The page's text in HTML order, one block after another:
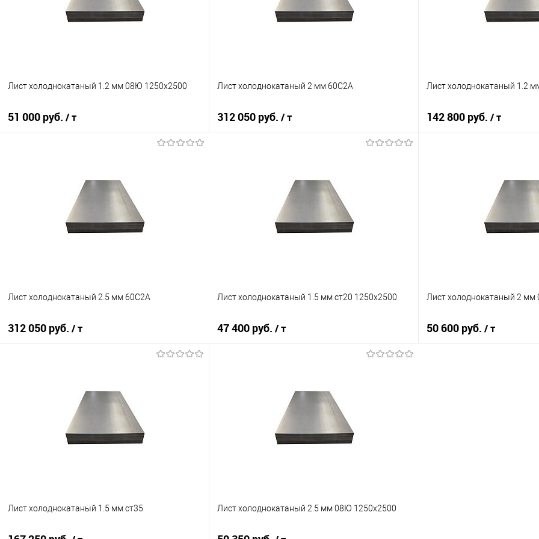
Лист холоднокатаный 1.2 мм 08Ю 1250х2500
51 000 руб. / т
Сравнение
Под заказ
Лист холоднокатаный 2 мм 60С2А
312 050 руб. / т
Сравнение
Под заказ
Лист холоднокатаный 1.2
142 800 руб. / т
Лист холоднокатаный 2.5 мм 60С2А
312 050 руб. / т
Сравнение
Под заказ
Лист холоднокатаный 1.5 мм ст20 1250х2500
47 400 руб. / т
Сравнение
Под заказ
Лист холоднокатаный 2
50 600 руб. / т
Лист холоднокатаный 1.5 мм ст35 Лист холоднокатаный 2.5 мм 08Ю 1250х2500